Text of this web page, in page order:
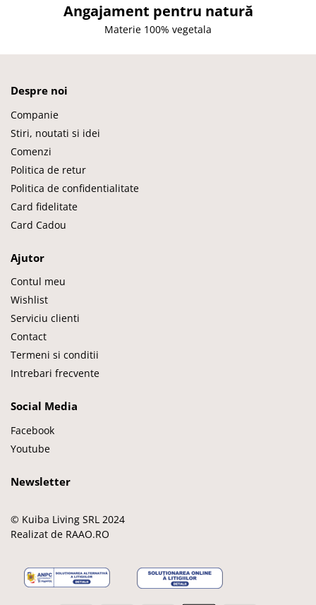
Angajament pentru natură
Materie 100% vegetala
Despre noi
Companie
Stiri, noutati si idei
Comenzi
Politica de retur
Politica de confidentialitate
Card fidelitate
Card Cadou
Ajutor
Contul meu
Wishlist
Serviciu clienti
Contact
Termeni si conditii
Intrebari frecvente
Social Media
Facebook
Youtube
Newsletter
© Kuiba Living SRL 2024
Realizat de RAAO.RO